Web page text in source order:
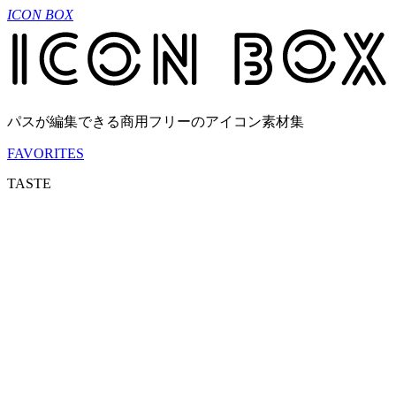
ICON BOX
パスが編集できる商用フリーのアイコン素材集
FAVORITES
TASTE